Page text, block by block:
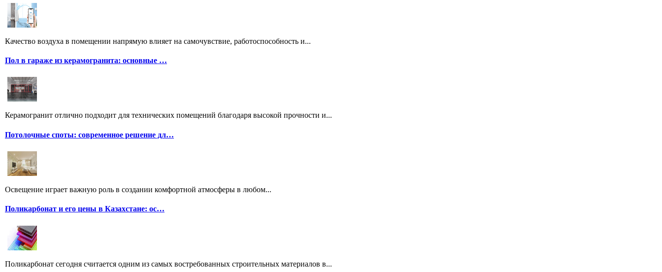
Качество воздуха в помещении напрямую влияет на самочувствие, работоспособность и...
Пол в гараже из керамогранита: основные …
Керамогранит отлично подходит для технических помещений благодаря высокой прочности и...
Потолочные споты: современное решение дл…
Освещение играет важную роль в создании комфортной атмосферы в любом...
Поликарбонат и его цены в Казахстане: ос…
Поликарбонат сегодня считается одним из самых востребованных строительных материалов в...